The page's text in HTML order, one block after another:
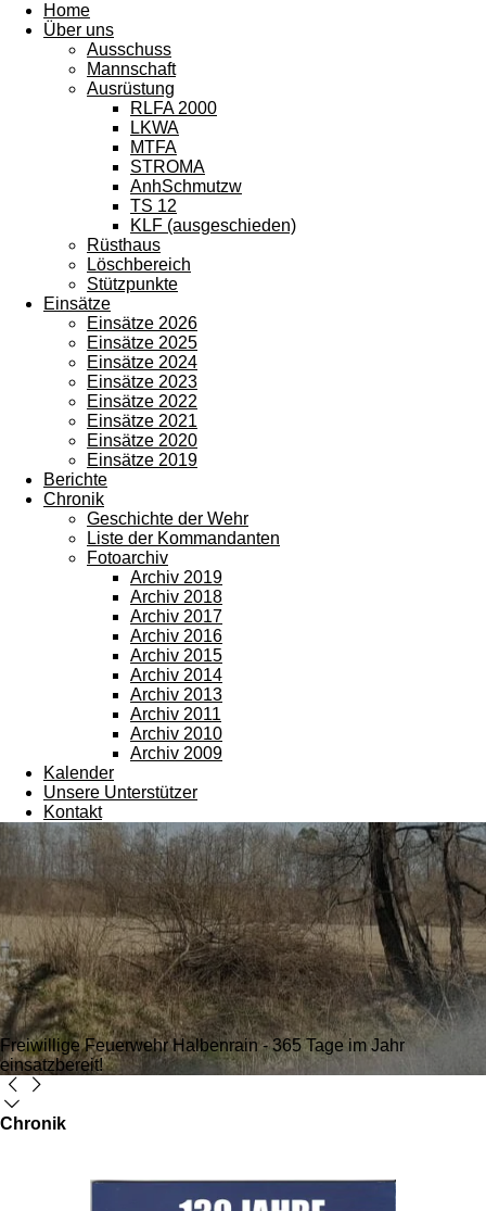
Home
Über uns
Ausschuss
Mannschaft
Ausrüstung
RLFA 2000
LKWA
MTFA
STROMA
AnhSchmutzw
TS 12
KLF (ausgeschieden)
Rüsthaus
Löschbereich
Stützpunkte
Einsätze
Einsätze 2026
Einsätze 2025
Einsätze 2024
Einsätze 2023
Einsätze 2022
Einsätze 2021
Einsätze 2020
Einsätze 2019
Berichte
Chronik
Geschichte der Wehr
Liste der Kommandanten
Fotoarchiv
Archiv 2019
Archiv 2018
Archiv 2017
Archiv 2016
Archiv 2015
Archiv 2014
Archiv 2013
Archiv 2011
Archiv 2010
Archiv 2009
Kalender
Unsere Unterstützer
Kontakt
Freiwillige Feuerwehr Halbenrain - 365 Tage im Jahr
einsatzbereit!
Chronik